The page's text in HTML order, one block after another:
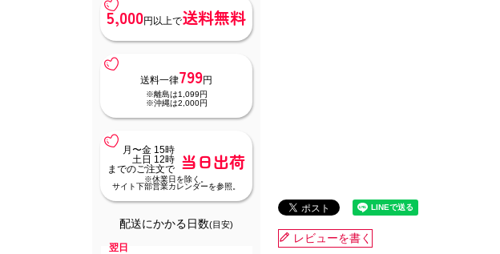
5,000円以上で送料無料
送料一律799円
※離島は1,099円
※沖縄は2,000円
月〜金 15時
土日 12時
までのご注文で
当日出荷
※休業日を除く。
サイト下部営業カレンダーを参照。
配送にかかる日数(目安)
翌日
レビューを書く